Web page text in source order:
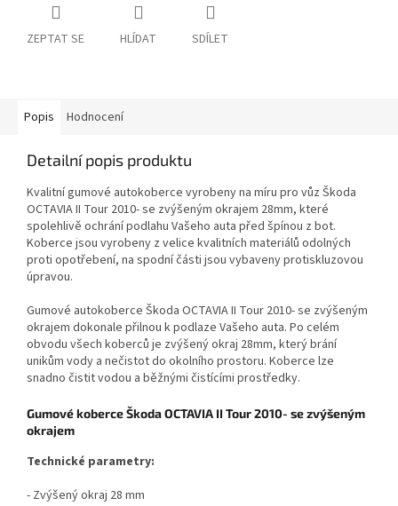
ZEPTAT SE HLÍDAT SDÍLET
Popis Hodnocení
Detailní popis produktu
Kvalitní gumové autokoberce vyrobeny na míru pro vůz Škoda
OCTAVIA II Tour 2010- se zvýšeným okrajem 28mm, které
spolehlivě ochrání podlahu Vašeho auta před špínou z bot.
Koberce jsou vyrobeny z velice kvalitních materiálů odolných
proti opotřebení, na spodní části jsou vybaveny protiskluzovou
úpravou.
Gumové autokoberce Škoda OCTAVIA II Tour 2010- se zvýšeným
okrajem dokonale přilnou k podlaze Vašeho auta. Po celém
obvodu všech koberců je zvýšený okraj 28mm, který brání
unikům vody a nečistot do okolního prostoru. Koberce lze
snadno čistit vodou a běžnými čistícími prostředky.
Gumové koberce Škoda OCTAVIA II Tour 2010- se zvýšeným
okrajem
Technické parametry:
- Zvýšený okraj 28 mm